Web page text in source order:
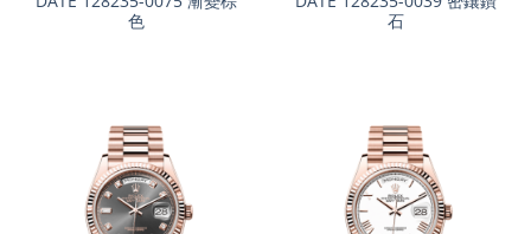
色
石